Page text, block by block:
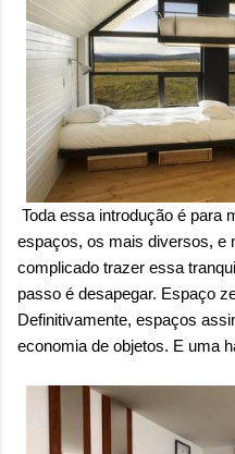
Toda essa introdução é para
espaços, os mais diversos, e
complicado trazer essa
passo é desapegar. Espaço
Definitivamente, espaços
economia de objetos. E uma